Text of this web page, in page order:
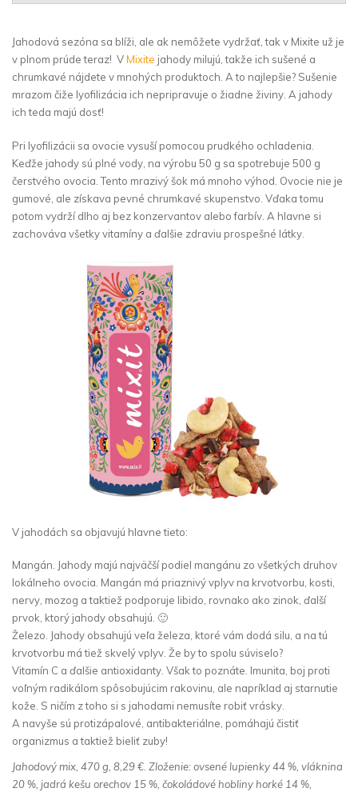
Jahodová sezóna sa blíži, ale ak nemôžete vydržať, tak v Mixite už je
v plnom prúde teraz! VMixite jahody milujú, takže ich sušené a
chrumkavé nájdete v mnohých produktoch. A to najlepšie? Sušenie
mrazom čiže lyofilizácia ich nepripravuje o žiadne živiny. A jahody
ich teda majú dosť!
Pri lyofilizácii sa ovocie vysuší pomocou prudkého ochladenia.
Keďže jahody sú plné vody, na výrobu 50 g sa spotrebuje 500 g
čerstvého ovocia. Tento mrazivý šok má mnoho výhod. Ovocie nie je
gumové, ale získava pevné chrumkavé skupenstvo. Vďaka tomu
potom vydrží dlho aj bez konzervantov alebo farbív. A hlavne si
zachováva všetky vitamíny a ďalšie zdraviu prospešné látky.
V jahodách sa objavujú hlavne tieto:
Mangán. Jahody majú najväčší podiel mangánu zo všetkých druhov
lokálneho ovocia. Mangán má priaznivý vplyv na krvotvorbu, kosti,
nervy, mozog a taktiež podporuje libido, rovnako ako zinok, ďalší
prvok, ktorý jahody obsahujú. 🙂
Železo. Jahody obsahujú veľa železa, ktoré vám dodá silu, a na tú
krvotvorbu má tiež skvelý vplyv. Že by to spolu súviselo?
Vitamín C a ďalšie antioxidanty. Však to poznáte. Imunita, boj proti
voľným radikálom spôsobujúcim rakovinu, ale napríklad aj starnutie
kože. S ničím z toho si s jahodami nemusíte robiť vrásky.
A navyše sú protizápalové, antibakteriálne, pomáhajú čistiť
organizmus a taktiež bieliť zuby!
Jahodový mix, 470 g, 8,29 €. Zloženie: ovsené lupienky 44 %, vláknina
20 %, jadrá kešu orechov 15 %, čokoládové hobliny horké 14 %,